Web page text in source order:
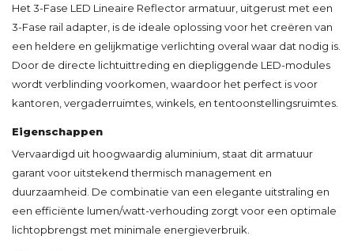
Het 3-Fase LED Lineaire Reflector armatuur, uitgerust met een
3-Fase rail adapter, is de ideale oplossing voor het creëren van
een heldere en gelijkmatige verlichting overal waar dat nodig is.
Door de directe lichtuittreding en diepliggende LED-modules
wordt verblinding voorkomen, waardoor het perfect is voor
kantoren, vergaderruimtes, winkels, en tentoonstellingsruimtes.
Eigenschappen
Vervaardigd uit hoogwaardig aluminium, staat dit armatuur
garant voor uitstekend thermisch management en
duurzaamheid. De combinatie van een elegante uitstraling en
een efficiënte lumen/watt-verhouding zorgt voor een optimale
lichtopbrengst met minimale energieverbruik.